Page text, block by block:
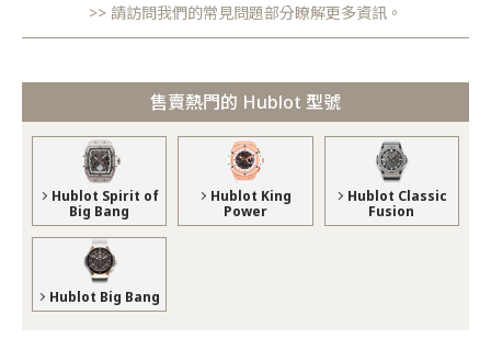
請訪問我們的常見問題部分瞭解更多資訊。
售賣熱門的 Hublot 型號
Hublot Spirit of
Big Bang
Hublot King
Power
Hublot Classic
Fusion
Hublot Big Bang